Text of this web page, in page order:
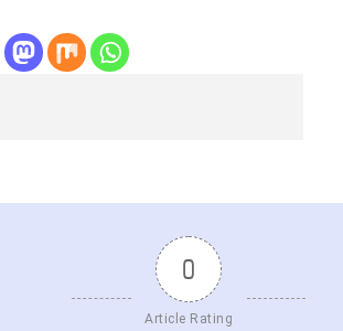
0
Article Rating